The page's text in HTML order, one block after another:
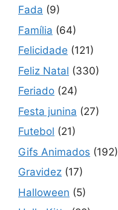
Fada (9)
Família (64)
Felicidade (121)
Feliz Natal (330)
Feriado (24)
Festa junina (27)
Futebol (21)
Gifs Animados (192)
Gravidez (17)
Halloween (5)